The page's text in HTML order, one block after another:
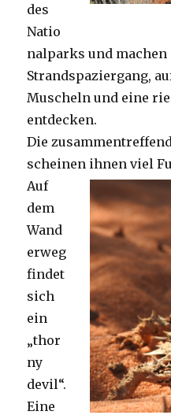
des
Natio
nalparks und machen
Strandspaziergang,
Muscheln und eine
entdecken.
Die
scheinen ihnen viel
Auf
dem
Wand
erweg
findet
sich
ein
„thor
ny
devil“.
Eine